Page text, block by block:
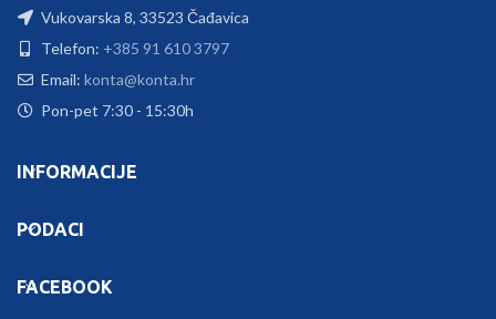
Vukovarska 8, 33523 Čađavica
Telefon: +385 91 610 3797
Email: konta@konta.hr
Pon-pet 7:30 - 15:30h
INFORMACIJE
PODACI
FACEBOOK